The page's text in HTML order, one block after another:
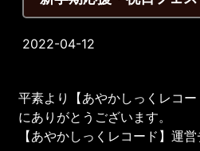
2022-04-12
平素より【あやかしっくレコ
にありがとうございます。
【あやかしっくレコード】運営